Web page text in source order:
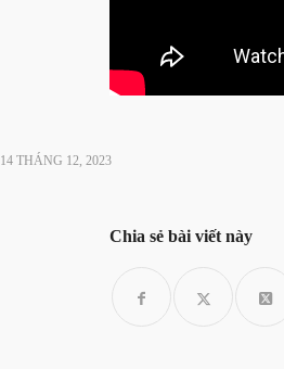
14 THÁNG 12, 2023
Chia sẻ bài viết này